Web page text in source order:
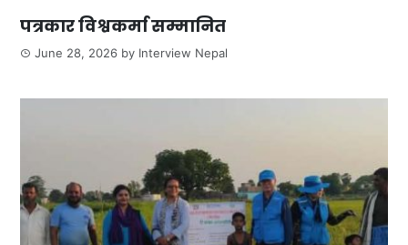
पत्रकार विश्वकर्मा सम्मानित
June 28, 2026 by Interview Nepal